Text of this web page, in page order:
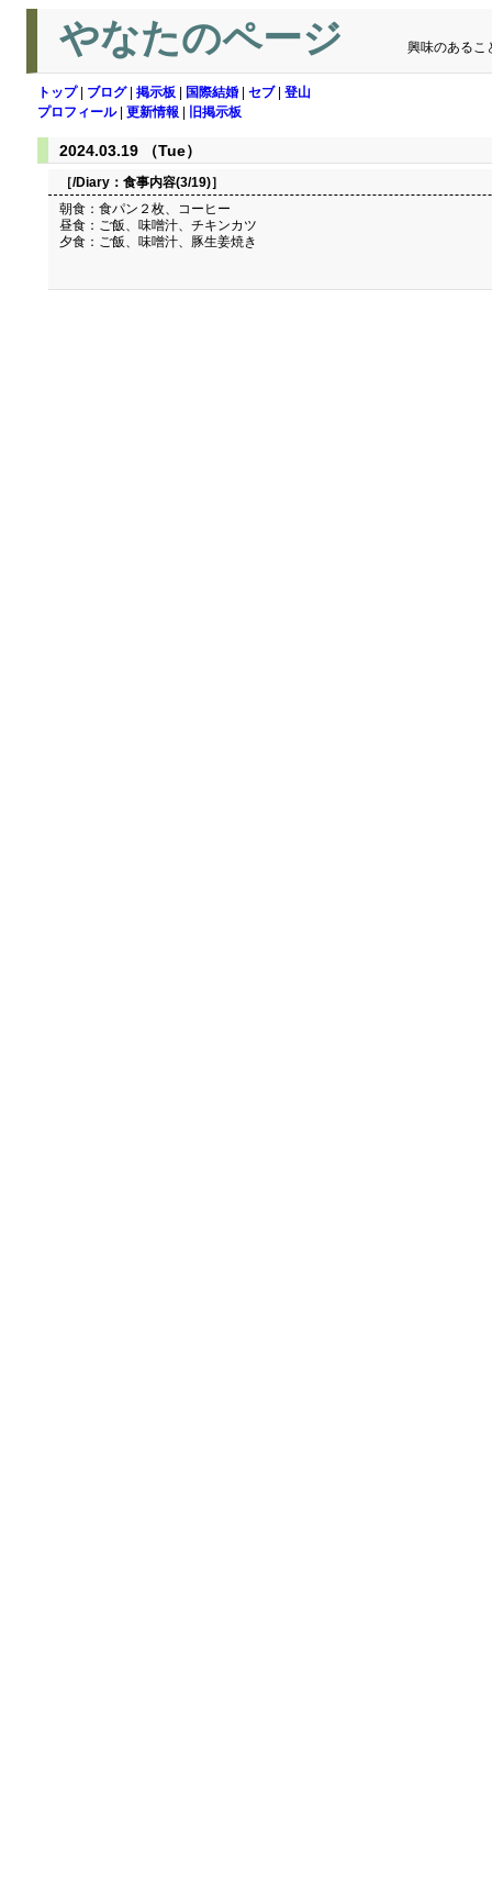
やなたのページ 興味のあるこ
トップ| ブログ| 掲示板 国際結婚 セブ| 登山
プロフィール| 更新情報 旧掲示板
2024.03.19 （Tue）
［/Diary： 食事内容(3/19)］
朝食：食パン２枚、コーヒー
昼食：ご飯、味噌汁、チキンカツ
夕食：ご飯、味噌汁、豚生姜焼き